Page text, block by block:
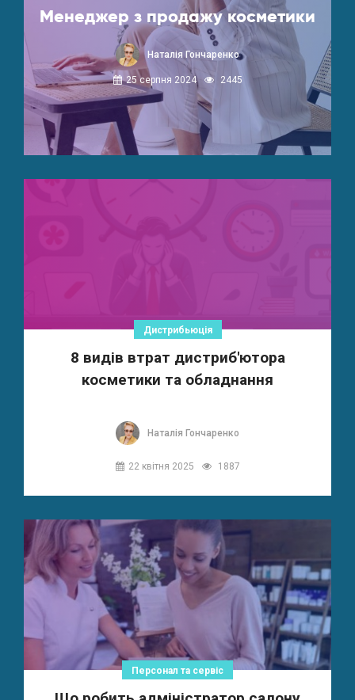
Менеджер з продажу косметики
Наталія Гончаренко
25 серпня 2024 2445
Дистрибьюція
8 видів втрат дистриб'ютора
косметики та обладнання
Наталія Гончаренко
22 квітня 2025 1887
Персонал та сервіс